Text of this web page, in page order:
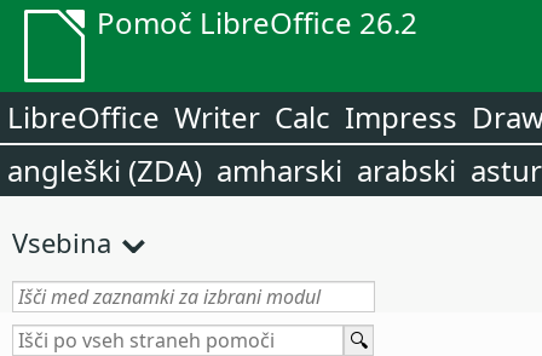
Pomoč LibreOffice 26.2
LibreOffice Writer Calc Impress
angleški (ZDA) amharski arabski
Vsebina